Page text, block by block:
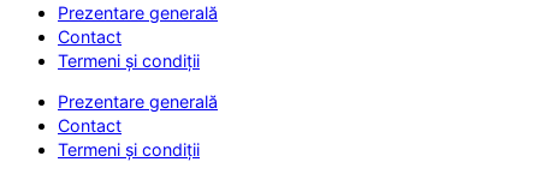
Prezentare generală
Contact
Termeni și condiții
Prezentare generală
Contact
Termeni și condiții